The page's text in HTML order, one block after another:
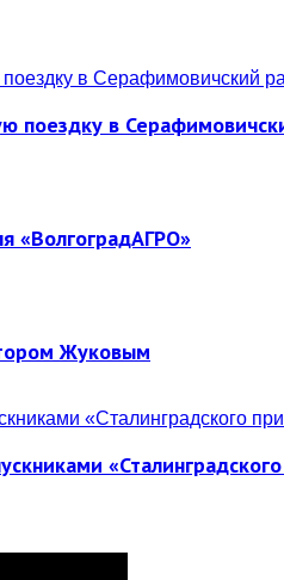
поездку в
«ВолгоградАГРО»
Жуковым